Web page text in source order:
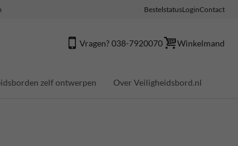
BestelstatusLoginContact
Vragen? 038-7920070 Winkelmand
zelf ontwerpen Over Veiligheidsbord.nl